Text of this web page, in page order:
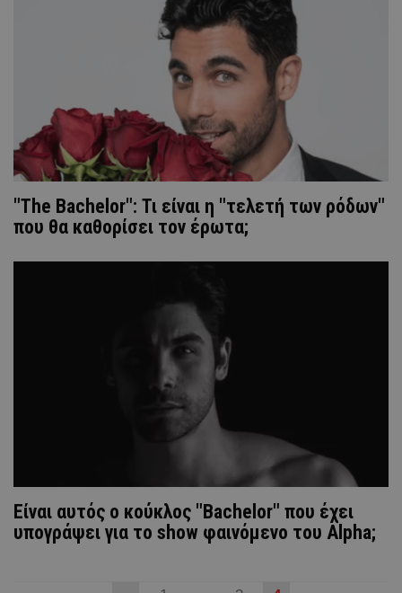
"The Bachelor": Τι είναι η "τελετή των ρόδων"
που θα καθορίσει τον έρωτα;
Είναι αυτός ο κούκλος "Bachelor" που έχει
υπογράψει για το show φαινόμενο του Alpha;